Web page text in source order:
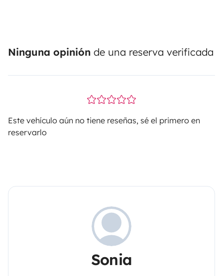
Ninguna opinión de una reserva verificada
Este vehículo aún no tiene reseñas, sé el primero en
reservarlo
Sonia